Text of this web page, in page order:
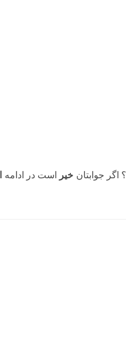
اگر جوابتان خیر است در ادامه